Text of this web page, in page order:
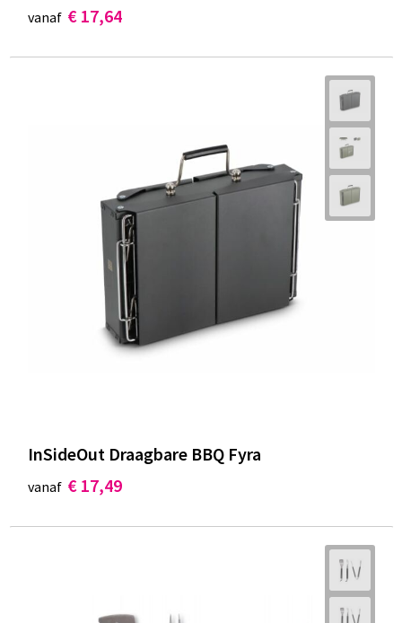
vanaf € 17,64
InSideOut Draagbare BBQ Fyra
vanaf € 17,49